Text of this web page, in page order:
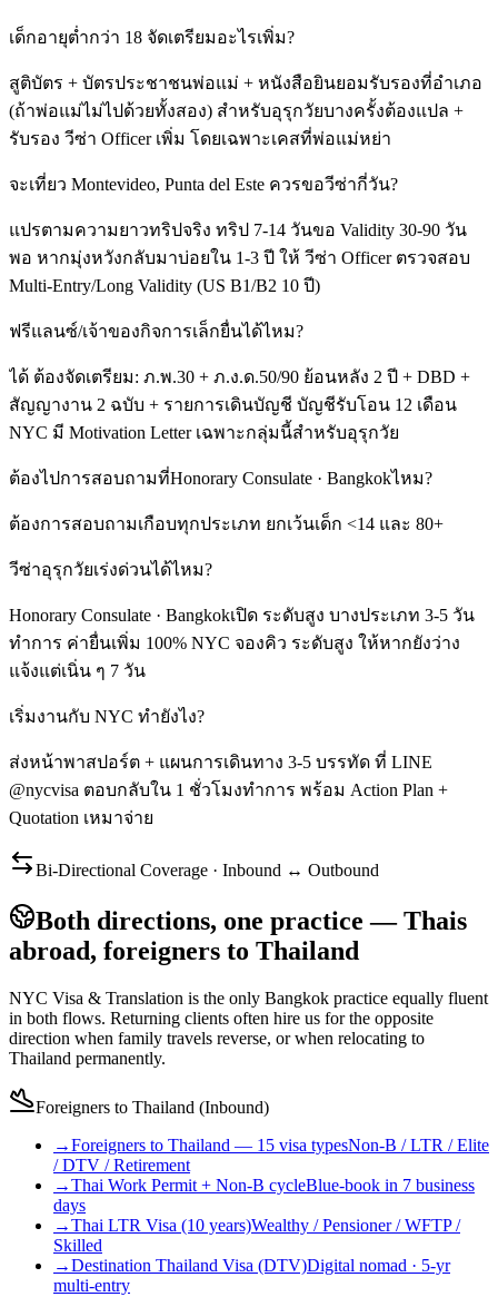
เด็กอายุต่ำกว่า 18 จัดเตรียมอะไรเพิ่ม?
สูติบัตร + บัตรประชาชนพ่อแม่ + หนังสือยินยอมรับรองที่อำเภอ
(ถ้าพ่อแม่ไม่ไปด้วยทั้งสอง) สำหรับอุรุกวัยบางครั้งต้องแปล +
รับรอง วีซ่า Officer เพิ่ม โดยเฉพาะเคสที่พ่อแม่หย่า
จะเที่ยว Montevideo, Punta del Este ควรขอวีซ่ากี่วัน?
แปรตามความยาวทริปจริง ทริป 7-14 วันขอ Validity 30-90 วัน
พอ หากมุ่งหวังกลับมาบ่อยใน 1-3 ปี ให้ วีซ่า Officer ตรวจสอบ
Multi-Entry/Long Validity (US B1/B2 10 ปี)
ฟรีแลนซ์/เจ้าของกิจการเล็กยื่นได้ไหม?
ได้ ต้องจัดเตรียม: ภ.พ.30 + ภ.ง.ด.50/90 ย้อนหลัง 2 ปี + DBD +
สัญญางาน 2 ฉบับ + รายการเดินบัญชี บัญชีรับโอน 12 เดือน
NYC มี Motivation Letter เฉพาะกลุ่มนี้สำหรับอุรุกวัย
ต้องไปการสอบถามที่Honorary Consulate · Bangkokไหม?
ต้องการสอบถามเกือบทุกประเภท ยกเว้นเด็ก <14 และ 80+
วีซ่าอุรุกวัยเร่งด่วนได้ไหม?
Honorary Consulate · Bangkokเปิด ระดับสูง บางประเภท 3-5 วัน
ทำการ ค่ายื่นเพิ่ม 100% NYC จองคิว ระดับสูง ให้หากยังว่าง
แจ้งแต่เนิ่น ๆ 7 วัน
เริ่มงานกับ NYC ทำยังไง?
ส่งหน้าพาสปอร์ต + แผนการเดินทาง 3-5 บรรทัด ที่ LINE
@nycvisa ตอบกลับใน 1 ชั่วโมงทำการ พร้อม Action Plan +
Quotation เหมาจ่าย
Bi-Directional Coverage · Inbound ↔ Outbound
Both directions, one practice — Thais
abroad, foreigners to Thailand
NYC Visa & Translation is the only Bangkok practice equally fluent
in both flows. Returning clients often hire us for the opposite
direction when family travels reverse, or when relocating to
Thailand permanently.
Foreigners to Thailand (Inbound)
→Foreigners to Thailand — 15 visa typesNon-B / LTR / Elite
/ DTV / Retirement
→Thai Work Permit + Non-B cycleBlue-book in 7 business
days
→Thai LTR Visa (10 years)Wealthy / Pensioner / WFTP /
Skilled
→Destination Thailand Visa (DTV)Digital nomad · 5-yr
multi-entry